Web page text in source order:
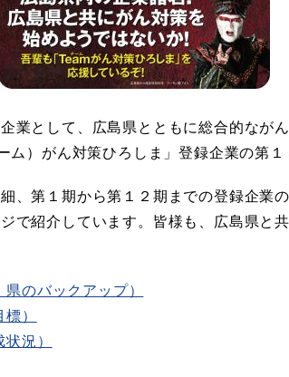
として、広島県とともに総合的なが
）がん対策ひろしま」登録企業の第１
第１期から第１２期までの登録企業
で紹介しています。皆様も、広島県と
のバックアップ）
）
況）